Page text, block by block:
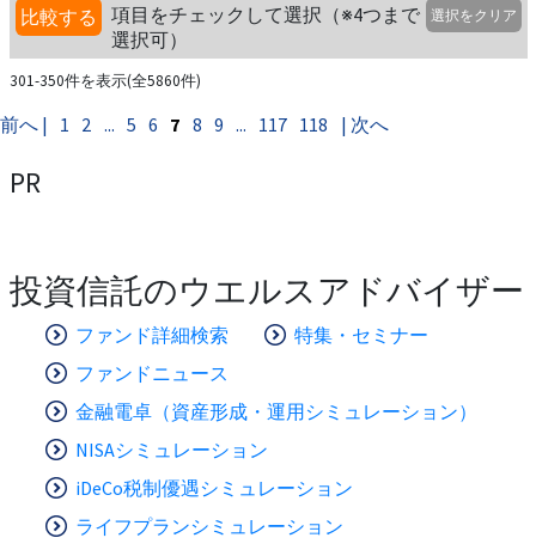
比較する
項目をチェックして選択（※4つまで
選択可）
選択をクリア
301-350件を表示(全5860件)
前へ | 1 2 ... 5 6 7 8 9 ... 117 118 | 次へ
PR
投資信託のウエルスアドバイザー
ファンド詳細検索
特集・セミナー
ファンドニュース
金融電卓（資産形成・運用シミュレーション）
NISAシミュレーション
iDeCo税制優遇シミュレーション
ライフプランシミュレーション